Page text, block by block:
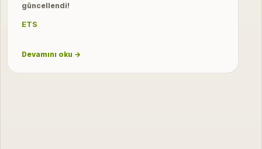
güncellendi!
ETS
Devamını oku →